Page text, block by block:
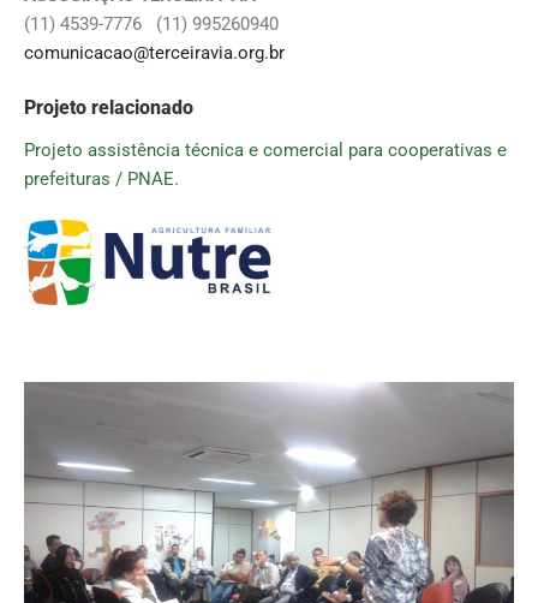
(11) 4539-7776 (11) 995260940
comunicacao@terceiravia.org.br
Projeto relacionado
Projeto assistência técnica e comercial para cooperativas e
prefeituras / PNAE.